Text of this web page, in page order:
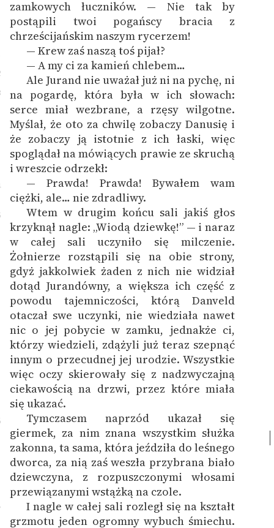
zamkowych łuczników. — Nie tak by
postąpili twoi pogańscy bracia z
chrześcijańskim naszym rycerzem!
— Krew zaś naszą toś pijał?
— A my ci za kamień chlebem…
Ale Jurand nie uważał już ni na pychę, ni
na pogardę, która była w ich słowach:
serce miał wezbrane, a rzęsy wilgotne.
Myślał, że oto za chwilę zobaczy Danusię i
że zobaczy ją istotnie z ich łaski, więc
spoglądał na mówiących prawie ze skruchą
i wreszcie odrzekł:
— Prawda! Prawda! Bywałem wam
ciężki, ale… nie zdradliwy.
Wtem w drugim końcu sali jakiś głos
krzyknął nagle: „Wiodą dziewkę!” — i naraz
w całej sali uczyniło się milczenie.
Żołnierze rozstąpili się na obie strony,
gdyż jakkolwiek żaden z nich nie widział
dotąd Jurandówny, a większa ich część z
powodu tajemniczości, którą Danveld
otaczał swe uczynki, nie wiedziała nawet
nic o jej pobycie w zamku, jednakże ci,
którzy wiedzieli, zdążyli już teraz szepnąć
innym o przecudnej jej urodzie. Wszystkie
więc oczy skierowały się z nadzwyczajną
ciekawością na drzwi, przez które miała
się ukazać.
Tymczasem naprzód ukazał się
giermek, za nim znana wszystkim służka
zakonna, ta sama, która jeździła do leśnego
dworca, za nią zaś weszła przybrana biało
dziewczyna, z rozpuszczonymi włosami
przewiązanymi wstążką na czole.
I nagle w całej sali rozległ się na kształt
grzmotu jeden ogromny wybuch śmiechu.